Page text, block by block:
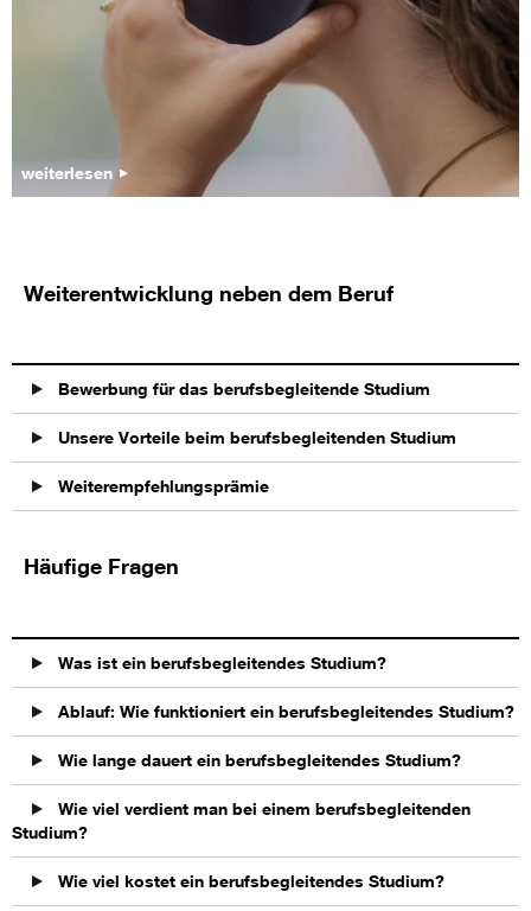
weiterlesen
Weiterentwicklung neben dem Beruf
Bewerbung für das berufsbegleitende Studium
Unsere Vorteile beim berufsbegleitenden Studium
Weiterempfehlungsprämie
Häufige Fragen
Was ist ein berufsbegleitendes Studium?
Ablauf: Wie funktioniert ein berufsbegleitendes Studium?
Wie lange dauert ein berufsbegleitendes Studium?
Wie viel verdient man bei einem berufsbegleitenden
Studium?
Wie viel kostet ein berufsbegleitendes Studium?